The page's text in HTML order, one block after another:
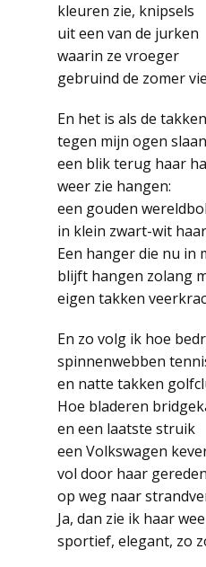
kleuren zie, knipsels
uit een van de jurken
waarin ze vroeger
gebruind de zomer
En het is als de
tegen mijn ogen
een blik terug haar
weer zie hangen:
een gouden
in klein zwart-wit
Een hanger die nu in
blijft hangen zolang
eigen takken
En zo volg ik hoe
spinnenwebben
en natte takken
Hoe bladeren
en een laatste struik
een Volkswagen
vol door haar
op weg naar
Ja, dan zie ik haar
sportief, elegant, zo